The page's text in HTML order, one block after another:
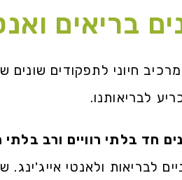
בריאים
חיוני לתפקודים שונים
לבריאותנו.
חד בלתי רוויים ורב בלתי
לבריאות ולאנטי